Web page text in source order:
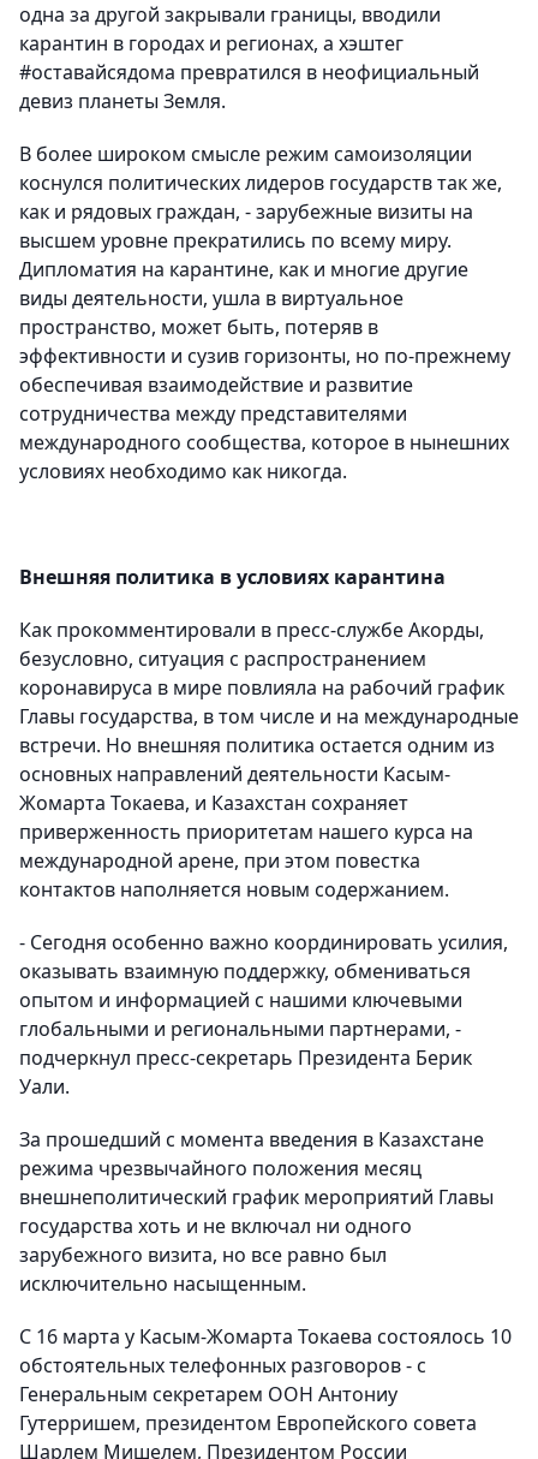
одна за другой закрывали границы, вводили
карантин в городах и регионах, а хэштег
#оставайсядома превратился в неофициальный
девиз планеты Земля.
В более широком смысле режим самоизоляции
коснулся политических лидеров государств так же,
как и рядовых граждан, - зарубежные визиты на
высшем уровне прекратились по всему миру.
Дипломатия на карантине, как и многие другие
виды деятельности, ушла в виртуальное
пространство, может быть, потеряв в
эффективности и сузив горизонты, но по-прежнему
обеспечивая взаимодействие и развитие
сотрудничества между представителями
международного сообщества, которое в нынешних
условиях необходимо как никогда.
Внешняя политика в условиях карантина
Как прокомментировали в пресс-службе Акорды,
безусловно, ситуация с распространением
коронавируса в мире повлияла на рабочий график
Главы государства, в том числе и на международные
встречи. Но внешняя политика остается одним из
основных направлений деятельности Касым-
Жомарта Токаева, и Казахстан сохраняет
приверженность приоритетам нашего курса на
международной арене, при этом повестка
контактов наполняется новым содержанием.
- Сегодня особенно важно координировать усилия,
оказывать взаимную поддержку, обмениваться
опытом и информацией с нашими ключевыми
глобальными и региональными партнерами, -
подчеркнул пресс-секретарь Президента Берик
Уали.
За прошедший с момента введения в Казахстане
режима чрезвычайного положения месяц
внешнеполитический график мероприятий Главы
государства хоть и не включал ни одного
зарубежного визита, но все равно был
исключительно насыщенным.
С 16 марта у Касым-Жомарта Токаева состоялось 10
обстоятельных телефонных разговоров - с
Генеральным секретарем ООН Антониу
Гутерришем, президентом Европейского совета
Шарлем Мишелем, Президентом России